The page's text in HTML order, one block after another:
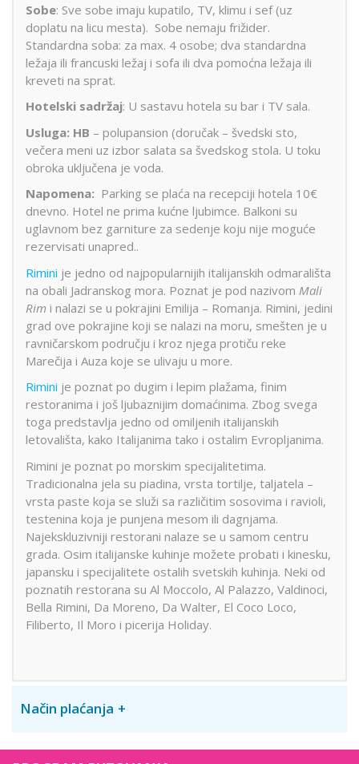
Sobe: Sve sobe imaju kupatilo, TV, klimu i sef (uz
doplatu na licu mesta). Sobe nemaju frižider.
Standardna soba: za max. 4 osobe; dva standardna
ležaja ili francuski ležaj i sofa ili dva pomoćna ležaja ili
kreveti na sprat.
Hotelski sadržaj: U sastavu hotela su bar i TV sala.
Usluga: HB – polupansion (doručak – švedski sto,
večera meni uz izbor salata sa švedskog stola. U toku
obroka uključena je voda.
Napomena: Parking se plaća na recepciji hotela 10€
dnevno. Hotel ne prima kućne ljubimce. Balkoni su
uglavnom bez garniture za sedenje koju nije moguće
rezervisati unapred..
Rimini je jedno od najpopularnijih italijanskih odmarališta
na obali Jadranskog mora. Poznat je pod nazivom Mali
Rim i nalazi se u pokrajini Emilija – Romanja. Rimini, jedini
grad ove pokrajine koji se nalazi na moru, smešten je u
ravničarskom području i kroz njega protiču reke
Marečija i Auza koje se ulivaju u more.
Rimini je poznat po dugim i lepim plažama, finim
restoranima i još ljubaznijim domaćinima. Zbog svega
toga predstavlja jedno od omiljenih italijanskih
letovališta, kako Italijanima tako i ostalim Evropljanima.
Rimini je poznat po morskim specijalitetima.
Tradicionalna jela su piadina, vrsta tortilje, taljatela –
vrsta paste koja se služi sa različitim sosovima i ravioli,
testenina koja je punjena mesom ili dagnjama.
Najekskluzivniji restorani nalaze se u samom centru
grada. Osim italijanske kuhinje možete probati i kinesku,
japansku i specijalitete ostalih svetskih kuhinja. Neki od
poznatih restorana su Al Moccolo, Al Palazzo, Valdinoci,
Bella Rimini, Da Moreno, Da Walter, El Coco Loco,
Filiberto, Il Moro i picerija Holiday.
Način plaćanja